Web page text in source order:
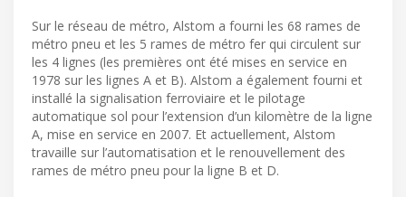
Sur le réseau de métro, Alstom a fourni les 68 rames de
métro pneu et les 5 rames de métro fer qui circulent sur
les 4 lignes (les premières ont été mises en service en
1978 sur les lignes A et B). Alstom a également fourni et
installé la signalisation ferroviaire et le pilotage
automatique sol pour l’extension d’un kilomètre de la ligne
A, mise en service en 2007. Et actuellement, Alstom
travaille sur l’automatisation et le renouvellement des
rames de métro pneu pour la ligne B et D.